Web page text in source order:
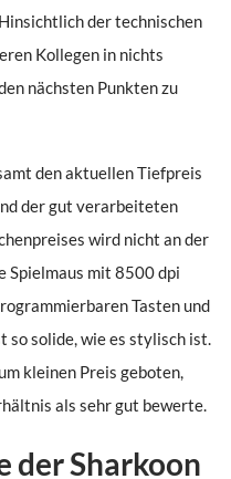
der technischen
Kollegen in nichts
nächsten Punkten zu
den aktuellen Tiefpreis
der gut verarbeiteten
wird nicht an der
Spielmaus mit 8500 dpi
Tasten und
so solide, wie es stylisch ist.
kleinen Preis geboten,
als sehr gut bewerte.
der Sharkoon